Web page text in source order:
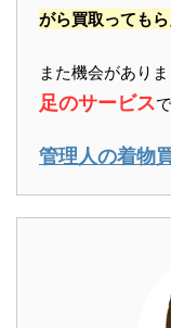
がら買取っても
また機会があり
足のサービス
管理人の着物